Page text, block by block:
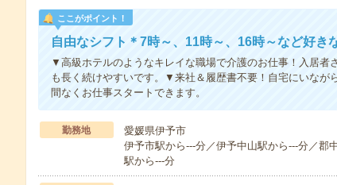
ここがポイント！
自由なシフト＊7時～、11時～、16時～など好き
▼高級ホテルのようなキレイな職場で介護のお仕事！入居者
も長く続けやすいです。▼来社＆履歴書不要！自宅にいなが
間なくお仕事スタートできます。
勤務地
愛媛県伊予市
伊予市駅から---分／伊予中山駅から---分／郡
駅から---分